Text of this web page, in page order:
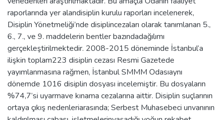
raporlarında yer alandisiplin kurulu raporları incelenerek,
Disiplin Yönetmeliği’nde disiplincezaları olarak tanımlanan 5.,
6., 7., ve 9. maddelerin bentler bazındadağılımı
gerçekleştirilmektedir. 2008-2015 döneminde İstanbul’a
ilişkin toplam223 disiplin cezası Resmi Gazetede
yayımlanmasına rağmen, İstanbul SMMM Odasıaynı
dönemde 1016 disiplin dosyası incelemiştir. Bu dosyaların
%74,7’si uyarmave kınama cezalarına aittir. Disiplin suçlarının
ortaya çıkış nedenleriarasında; Serbest Muhasebeci unvanının